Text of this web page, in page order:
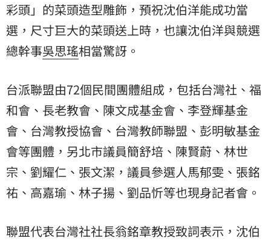
彩頭」的菜頭造型雕飾，預祝沈伯洋能成功當
選，尺寸巨大的菜頭送上時，也讓沈伯洋與競選
總幹事吳思瑤相當驚訝。
台派聯盟由72個民間團體組成，包括台灣社、福
和會、長老教會、陳文成基金會、李登輝基金
會、台灣教授協會、台灣教師聯盟、彭明敏基金
會等團體，另北市議員簡舒培、陳賢蔚、林世
宗、劉耀仁、張文潔，議員參選人馬郁雯、張銘
祐、高嘉瑜、林子揚、劉品忻等也現身記者會。
聯盟代表台灣社社長翁銘章教授致詞表示，沈伯